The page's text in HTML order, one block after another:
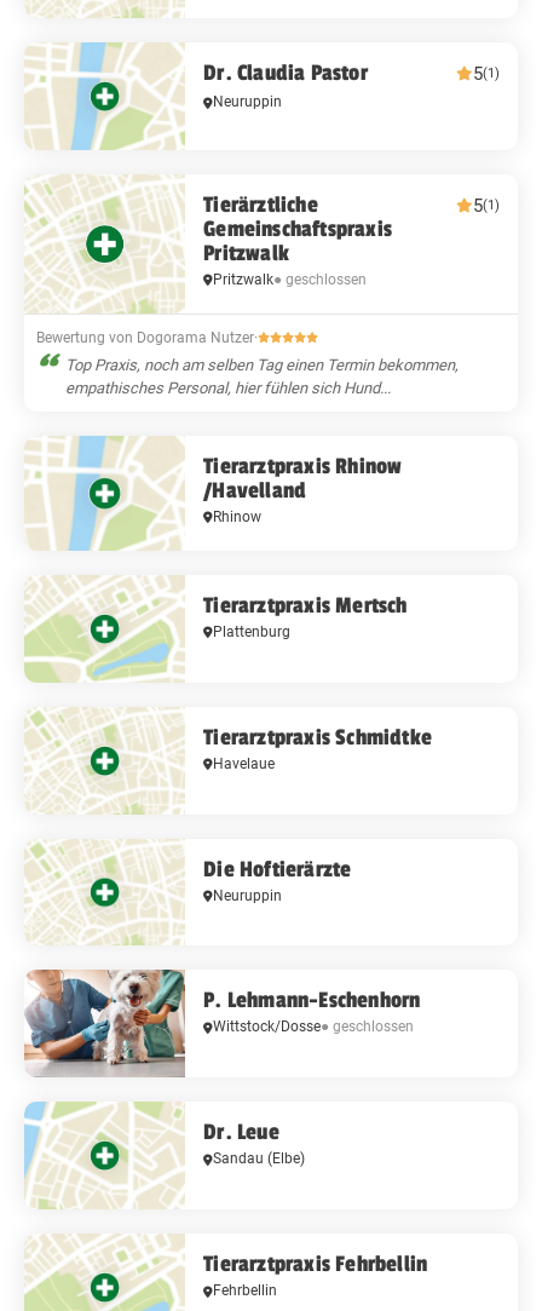
Dr. Claudia Pastor 5(1)
Neuruppin
Tierärztliche
Gemeinschaftspraxis
Pritzwalk
5(1)
Pritzwalk● geschlossen
Bewertung von Dogorama Nutzer·
Top Praxis, noch am selben Tag einen Termin bekommen,
empathisches Personal, hier fühlen sich Hund...
Tierarztpraxis Rhinow
/Havelland
Rhinow
Tierarztpraxis Mertsch
Plattenburg
Tierarztpraxis Schmidtke
Havelaue
Die Hoftierärzte
Neuruppin
P. Lehmann-Eschenhorn
Wittstock/Dosse● geschlossen
Dr. Leue
Sandau (Elbe)
Tierarztpraxis Fehrbellin
Fehrbellin